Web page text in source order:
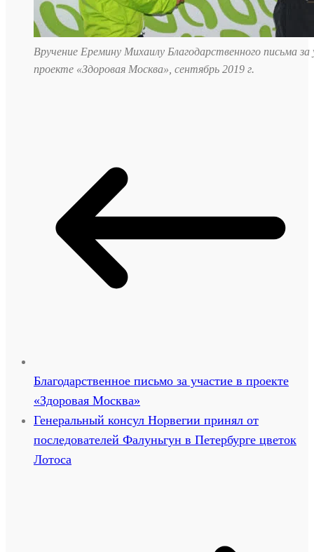
Вручение Еремину Михаилу Благодарственного письма
проекте «Здоровая Москва», сентябрь 2019 г.
Благодарственное письмо за участие в проекте
«Здоровая Москва»
Генеральный консул Норвегии принял от
последователей Фалуньгун в Петербурге цветок
Лотоса